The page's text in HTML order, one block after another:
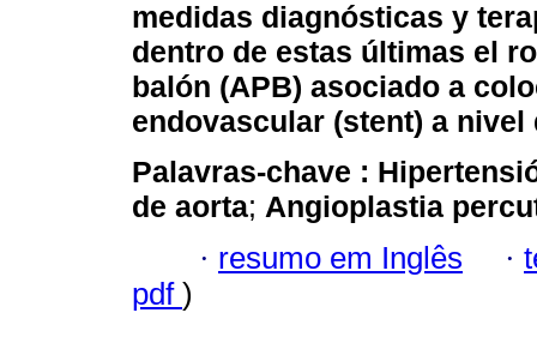
medidas diagnósticas y
dentro de estas últimas el
balón (APB) asociado a
endovascular (stent) a nivel
Palavras-chave :
de aorta; Angioplastia
· resumo em Inglês ·
pdf )